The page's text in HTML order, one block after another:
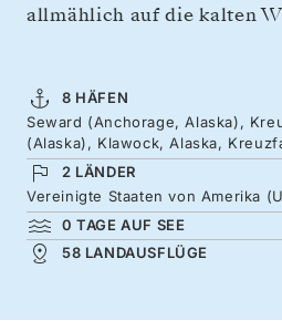
allmählich auf die kalten
8 HÄFEN
Seward (Anchorage, Alaska),
(Alaska), Klawock, Alaska,
2 LÄNDER
Vereinigte Staaten von Amerika
0 TAGE AUF SEE
58 LANDAUSFLÜGE